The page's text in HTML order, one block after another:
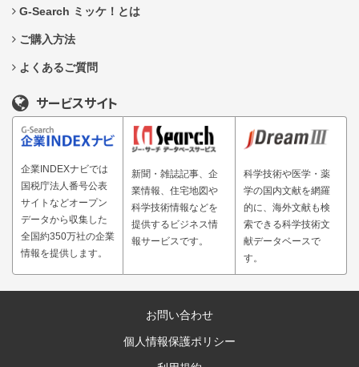
G-Search ミッケ！とは
ご購入方法
よくあるご質問
サービスサイト
企業INDEXナビでは
国税庁法人番号公表
サイトなどオープン
データから収集した
全国約350万社の企業
情報を提供します。
新聞・雑誌記事、企
業情報、住宅地図や
科学技術情報などを
提供するビジネス情
報サービスです。
科学技術や医学・薬
学の国内文献を網羅
的に、海外文献も検
索できる科学技術文
献データベースで
す。
お問い合わせ
個人情報保護ポリシー